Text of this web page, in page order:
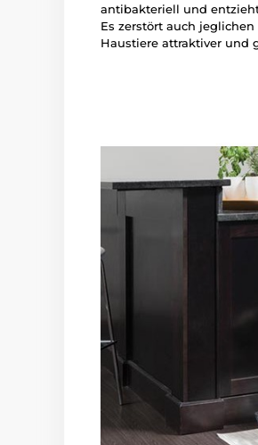
antibakteriell und
Es zerstört auch
Haustiere attraktiver und